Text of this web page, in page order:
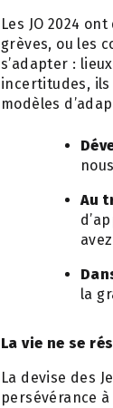
Les JO 2024
grèves, ou les
s’adapter :
incertitudes,
modèles
Au
la
La vie ne se
La devise des
persévérance